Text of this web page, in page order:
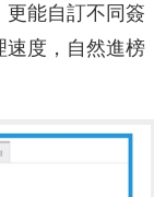
更能自訂不同簽
速度，自然進榜